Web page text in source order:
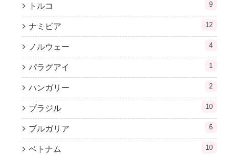
トルコ 9
ナミビア 12
ノルウェー 4
パラグアイ 1
ハンガリー 2
ブラジル 10
ブルガリア 6
ベトナム 10